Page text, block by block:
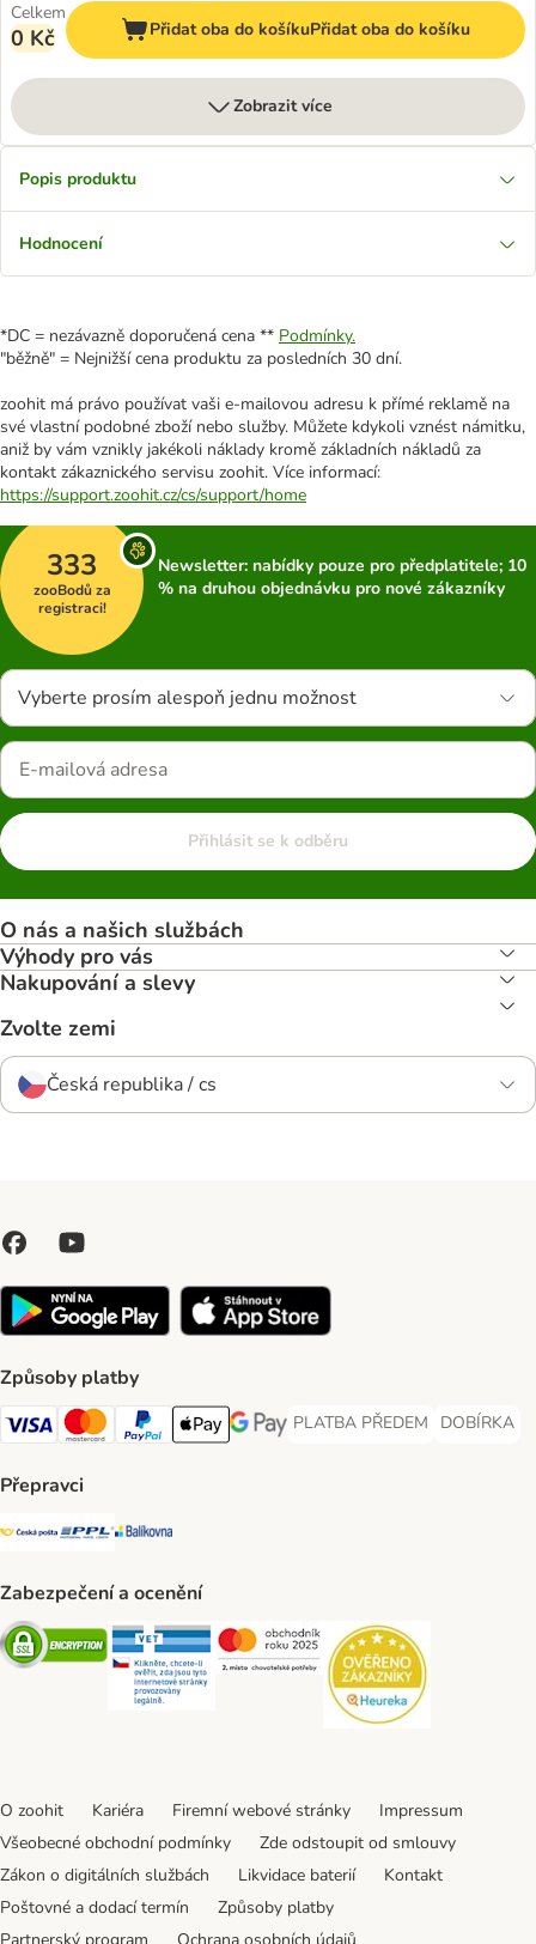
Celkem
0 Kč Přidat oba do košíkuPřidat oba do košíku
Zobrazit více
Popis produktu
Hodnocení
*DC = nezávazně doporučená cena ** Podmínky.
"běžně" = Nejnižší cena produktu za posledních 30 dní.
zoohit má právo používat vaši e-mailovou adresu k přímé reklamě na
své vlastní podobné zboží nebo služby. Můžete kdykoli vznést námitku,
aniž by vám vznikly jakékoli náklady kromě základních nákladů za
kontakt zákaznického servisu zoohit. Více informací:
https://support.zoohit.cz/cs/support/home
333
zooBodů za
registraci!
Newsletter: nabídky pouze pro předplatitele; 10
% na druhou objednávku pro nové zákazníky
Vyberte prosím alespoň jednu možnost
Přihlásit se k odběru
O nás a našich službách
Výhody pro vás
Nakupování a slevy
Zvolte zemi
Česká republika / cs
Způsoby platby
Visa Payment Method
Mastercard Payment Method
PayPal Payment Method
Apple pay Payment Method
GooglePay Payment Method
PLATBA PŘEDEM
PLATBA PŘEDEM Payment
DOBÍRKA
DOBÍRKA
Přepravci
Česká pošta Shipping Method
PPL Shipping Method
Balíkovna Shipping Method
Zabezpečení a ocenění
Security Security Security
O zoohit Kariéra Firemní webové stránky
Impressum
Všeobecné obchodní podmínky
Zde odstoupit od smlouvy
Zákon o digitálních službách
Likvidace baterií
Kontakt
Poštovné a dodací termín
Způsoby platby